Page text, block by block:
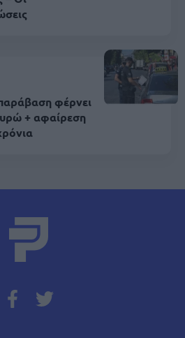
φέρνει
+ αφαίρεση